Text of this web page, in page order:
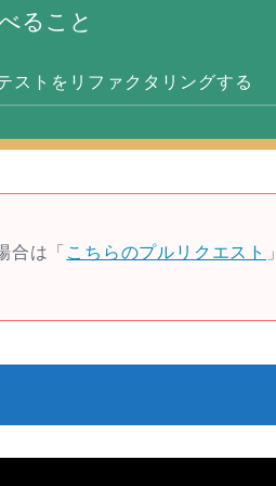
ること
ストをリファクタリングする
合は「 こちらのプルリクエスト